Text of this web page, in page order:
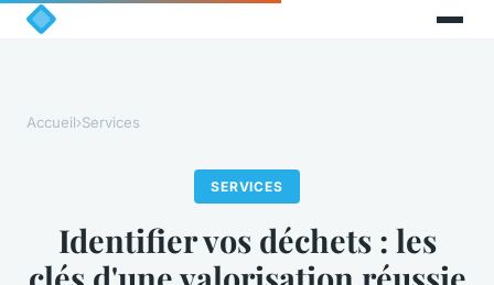
Accueil›Services
SERVICES
Identifier vos déchets : les